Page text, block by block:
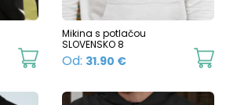
chosen
on
product
This
Mikina s potlačou
SLOVENSKO 8
Od: 31.90 €